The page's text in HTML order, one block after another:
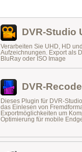
DVR-Studio
Verarbeiten Sie UHD, HD
Aufzeichnungen. Export als
BluRay oder ISO Image
DVR-
Dieses Plugin für DVR-
das Einlesen von
Exportmöglichkeiten um
Optimierung für mobile